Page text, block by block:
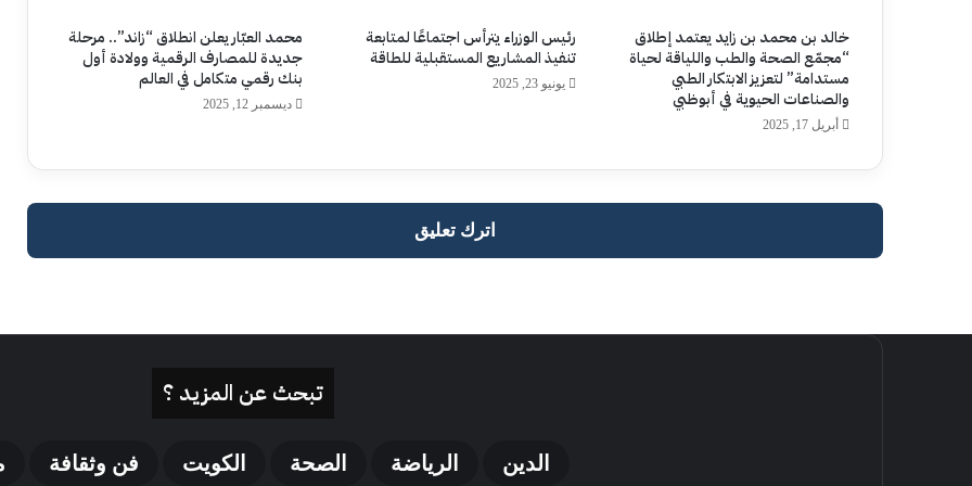
خالد بن محمد بن زايد يعتمد إطلاق
“مجمّع الصحة والطب واللياقة لحياة
مستدامة” لتعزيز الابتكار الطبي
والصناعات الحيوية في أبوظبي
أبريل 17, 2025
رئيس الوزراء يترأس اجتماعًا لمتابعة
تنفيذ المشاريع المستقبلية للطاقة
يونيو 23, 2025
محمد العبّار يعلن انطلاق “زاند”.. مرحلة
جديدة للمصارف الرقمية وولادة أول
بنك رقمي متكامل في العالم
ديسمبر 12, 2025
اترك تعليق
تبحث عن المزيد ؟
الدين الرياضة الصحة الكويت فن وثقافة